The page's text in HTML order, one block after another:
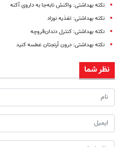
نکته بهداشتی: واکنش نابه‌جا به داروی آکنه
نکته بهداشتی: تغذیه نوزاد
نکته بهداشتی: کنترل دندان‌قروچه
نکته بهداشتی: درون آرنجتان عطسه کنید
نظر شما